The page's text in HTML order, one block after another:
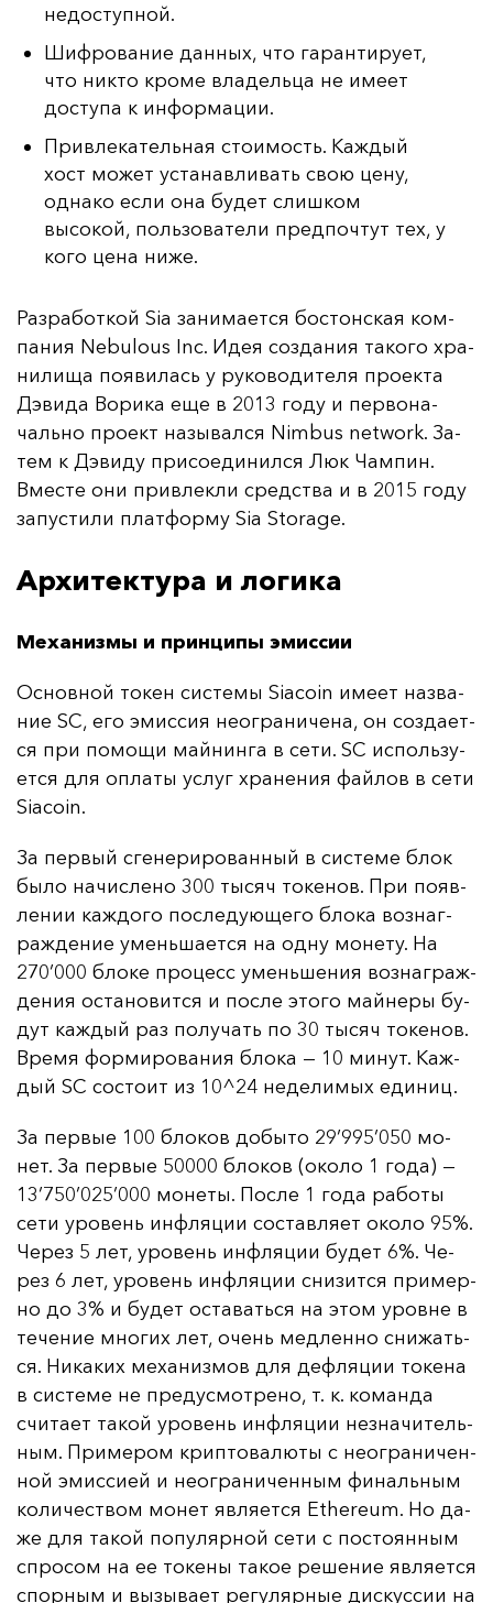
недоступной.
Шифрование данных, что гарантирует,
что никто кроме владельца не имеет
доступа к информации.
Привлекательная стоимость. Каждый
хост может устанавливать свою цену,
однако если она будет слишком
высокой, пользователи предпочтут тех, у
кого цена ниже.
Раз­ра­бот­кой Sia за­ни­ма­ет­ся бос­тон­ская ком­
па­ния Nebulous Inc. Идея соз­да­ния та­ко­го хра­
ни­ли­ща по­яви­лась у ру­ко­во­ди­те­ля про­ек­та
Дэ­ви­да Во­ри­ка еще в 2013 го­ду и пер­во­на­
чаль­но про­ект на­зы­вал­ся Nimbus network. За­
тем к Дэ­ви­ду при­со­еди­нил­ся Люк Чам­пин.
Вмес­те они прив­лек­ли средс­тва и в 2015 го­ду
за­пус­ти­ли плат­фор­му Sia Storage.
Архитектура и логика
Механизмы и принципы эмиссии
Ос­нов­ной то­кен сис­те­мы Siacoin име­ет наз­ва­
ние SC, его эмис­сия не­ог­ра­ни­че­на, он соз­да­ет­
ся при по­мо­щи май­нин­га в се­ти. SC ис­поль­зу­
ет­ся для оп­ла­ты ус­луг хра­не­ния фай­лов в се­ти
Siacoin.
За пер­вый сге­не­ри­ро­ван­ный в сис­те­ме блок
бы­ло на­чис­ле­но 300 ты­сяч то­ке­нов. При по­яв­
ле­нии каж­до­го пос­ле­ду­юще­го бло­ка воз­наг­
раж­де­ние умень­ша­ет­ся на од­ну мо­не­ту. На
270’000 бло­ке про­цесс умень­ше­ния воз­наг­раж­
де­ния ос­та­но­вит­ся и пос­ле это­го май­не­ры бу­
дут каж­дый раз по­лу­чать по 30 ты­сяч то­ке­нов.
Вре­мя фор­ми­ро­ва­ния бло­ка — 10 ми­нут. Каж­
дый SC сос­то­ит из 10^24 не­де­ли­мых еди­ниц.
За пер­вые 100 бло­ков до­бы­то 29’995’050 мо­
нет. За пер­вые 50000 бло­ков (око­ло 1 го­да) —
13’750’025’000 мо­не­ты. Пос­ле 1 го­да ра­бо­ты
се­ти уро­вень ин­фля­ции сос­тав­ля­ет око­ло 95%.
Че­рез 5 лет, уро­вень ин­фля­ции бу­дет 6%. Че­
рез 6 лет, уро­вень ин­фля­ции сни­зит­ся при­мер­
но до 3% и бу­дет ос­та­вать­ся на этом уров­не в
те­че­ние мно­гих лет, очень мед­лен­но сни­жать­
ся. Ни­ка­ких ме­ха­низ­мов для деф­ля­ции то­ке­на
в сис­те­ме не пре­дус­мот­ре­но, т. к. ко­ман­да
счи­та­ет та­кой уро­вень ин­фля­ции нез­на­чи­тель­
ным. При­ме­ром крип­то­ва­лю­ты с не­ог­ра­ни­чен­
ной эмис­си­ей и не­ог­ра­ни­чен­ным фи­наль­ным
ко­ли­чес­твом мо­нет яв­ля­ет­ся Ethereum. Но да­
же для та­кой по­пу­ляр­ной се­ти с пос­то­ян­ным
спро­сом на ее то­ке­ны та­кое ре­ше­ние яв­ля­ет­ся
спор­ным и вы­зы­ва­ет ре­гу­ляр­ные дис­кус­сии на